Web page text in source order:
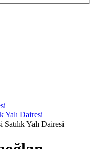
Yalı Dairesi
Yalı Dairesi